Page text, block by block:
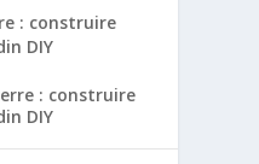
: construire
DIY